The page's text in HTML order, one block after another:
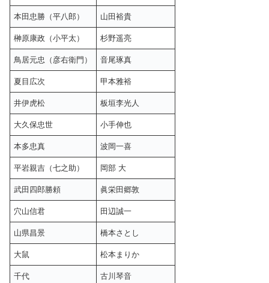
本田忠勝（平八郎） 山田裕貴
榊原康政（小平太） 杉野遥亮
鳥居元忠（彦右衛門） 音尾琢真
夏目広次 甲本雅裕
井伊虎松 板垣李光人
大久保忠世 小手伸也
本多忠真 波岡一喜
平岩親吉（七之助） 岡部 大
武田四郎勝頼 眞栄田郷敦
穴山信君 田辺誠一
山県昌景 橋本さとし
大鼠 松本まりか
千代 古川琴音